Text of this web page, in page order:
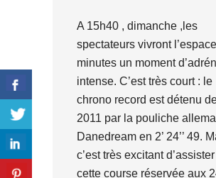
A 15h40 , dimanche ,les
spectateurs vivront
minutes un moment
intense. C’est très court : le
chrono record est détenu
2011 par la pouliche
Danedream en 2’ 24’’ 49.
c’est très excitant
cette course réservée aux